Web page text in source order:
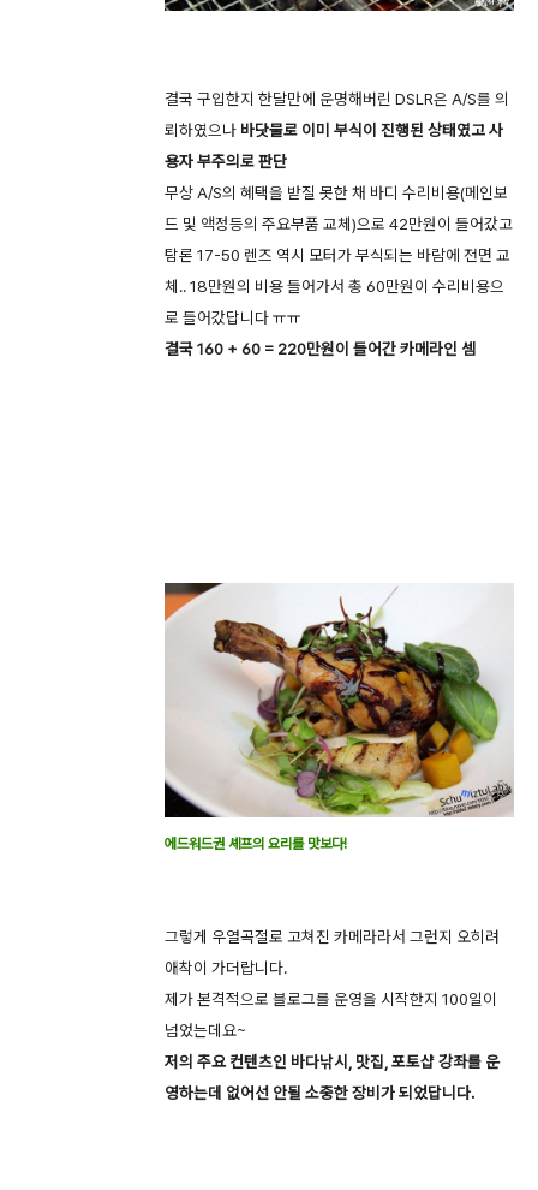
결국 구입한지 한달만에 운명해버린 DSLR은 A/S를 의
뢰하였으나 바닷물로 이미 부식이 진행된 상태였고 사
용자 부주의로 판단
무상 A/S의 혜택을 받질 못한 채 바디 수리비용(메인보
드 및 액정등의 주요부품 교체)으로 42만원이 들어갔고
탐론 17-50 렌즈 역시 모터가 부식되는 바람에 전면 교
체.. 18만원의 비용 들어가서 총 60만원이 수리비용으
로 들어갔답니다 ㅠㅠ
결국 160 + 60 = 220만원이 들어간 카메라인 셈
에드워드권 셰프의 요리를 맛보다!
그렇게 우열곡절로 고쳐진 카메라라서 그런지 오히려
애착이 가더랍니다.
제가 본격적으로 블로그를 운영을 시작한지 100일이
넘었는데요~
저의 주요 컨텐츠인 바다낚시, 맛집, 포토샵 강좌를 운
영하는데 없어선 안될 소중한 장비가 되었답니다.